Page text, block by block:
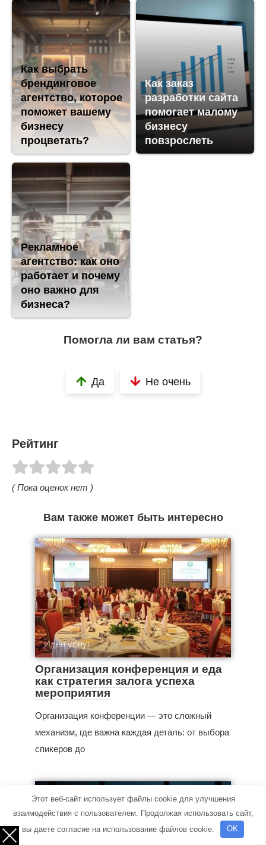
Как выбрать
брендинговое
агентство, которое
поможет вашему
бизнесу
процветать?
Как заказ
разработки сайта
помогает малому
бизнесу
повзрослеть
Рекламное
агентство: как оно
работает и почему
оно важно для
бизнеса?
Помогла ли вам статья?
Да Не очень
Рейтинг
( Пока оценок нет )
Вам также может быть интересно
Идеи услуг
Организация конференция и еда
как стратегия залога успеха
мероприятия
Организация конференции — это сложный
механизм, где важна каждая деталь: от выбора
спикеров до
Этот веб-сайт использует файлы cookie для улучшения
взаимодействия с пользователем. Продолжая использовать сайт,
вы даете согласие на использование файлов cookie.
OK